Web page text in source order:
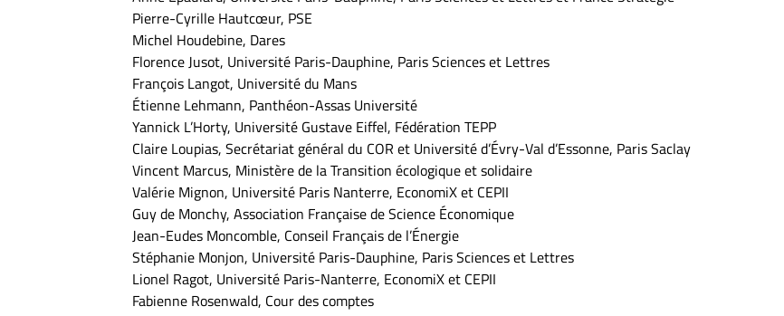
Pierre-Cyrille Hautcœur, PSE
Michel Houdebine, Dares
Florence Jusot, Université Paris-Dauphine, Paris Sciences et Lettres
François Langot, Université du Mans
Étienne Lehmann, Panthéon-Assas Université
Yannick L’Horty, Université Gustave Eiffel, Fédération TEPP
Claire Loupias, Secrétariat général du COR et Université d’Évry-Val d’Essonne, Paris Saclay
Vincent Marcus, Ministère de la Transition écologique et solidaire
Valérie Mignon, Université Paris Nanterre, EconomiX et CEPII
Guy de Monchy, Association Française de Science Économique
Jean-Eudes Moncomble, Conseil Français de l’Énergie
Stéphanie Monjon, Université Paris-Dauphine, Paris Sciences et Lettres
Lionel Ragot, Université Paris-Nanterre, EconomiX et CEPII
Fabienne Rosenwald, Cour des comptes